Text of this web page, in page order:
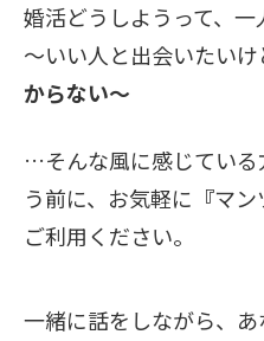
婚活どうしようって、
～いい人と出会いたい
からない～
…そんな風に感じている
う前に、お気軽に 『マン
ご利用ください。
一緒に話をしながら、